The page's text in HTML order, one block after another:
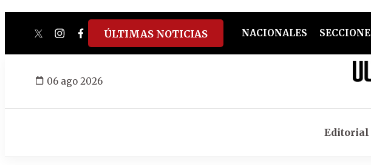
twitterinstagram
facebook
tiktokyoutube
spotify
ÚLTIMAS NOTICIAS NACIONALES
06 ago 2026
Editorial